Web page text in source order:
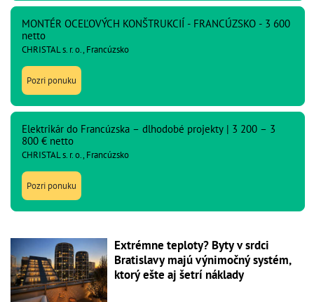
MONTÉR OCEĽOVÝCH KONŠTRUKCIÍ - FRANCÚZSKO - 3 600
netto
CHRISTAL s. r. o., Francúzsko
Pozri ponuku
Elektrikár do Francúzska – dlhodobé projekty | 3 200 – 3
800 € netto
CHRISTAL s. r. o., Francúzsko
Pozri ponuku
Extrémne teploty? Byty v srdci
Bratislavy majú výnimočný systém,
ktorý ešte aj šetrí náklady